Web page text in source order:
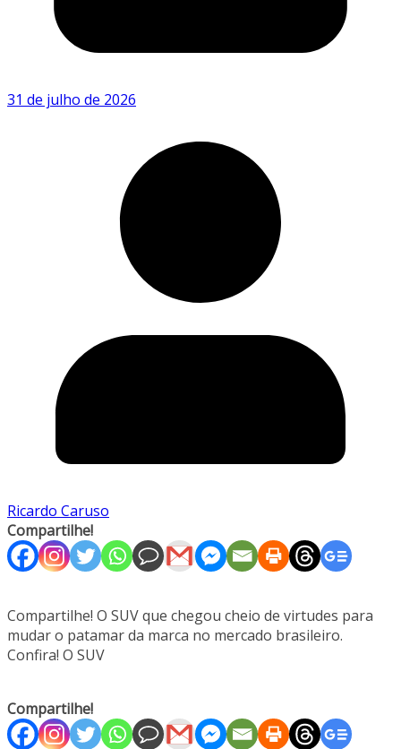
31 de julho de 2026
Ricardo Caruso
Compartilhe!
Compartilhe! O SUV que chegou cheio de virtudes para
mudar o patamar da marca no mercado brasileiro.
Confira! O SUV
Compartilhe!